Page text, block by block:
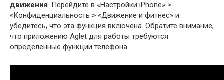
движения. Перейдите в «Настройки iPhone» >
«Конфиденциальность > «Движение и фитнес» и
убедитесь, что эта функция включена. Обратите внимание,
что приложению Aglet для работы требуются
определенные функции телефона.